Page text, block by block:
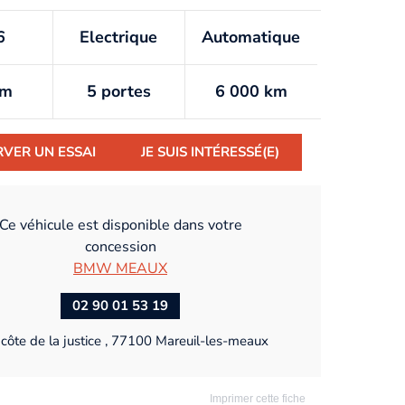
Electrique Automatique
5 portes 6 000 km
UN ESSAI JE SUIS INTÉRESSÉ(E)
véhicule est disponible dans votre
concession
BMW MEAUX
02 90 01 53 19
de la justice , 77100 Mareuil-les-meaux
Imprimer cette fiche